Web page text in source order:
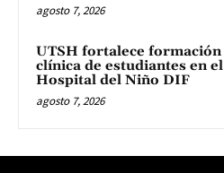
agosto 7, 2026
UTSH fortalece formación
clínica de estudiantes en el
Hospital del Niño DIF
agosto 7, 2026